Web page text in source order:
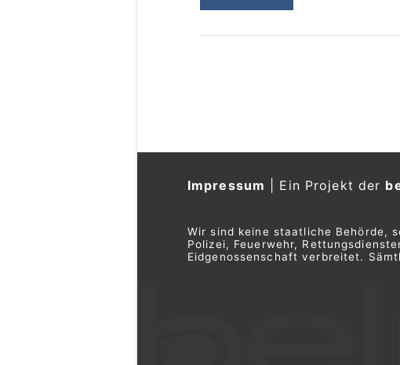
Impressum Ein Projekt der
Wir sind keine staatliche Behörde,
Polizei, Feuerwehr,
Eidgenossenschaft verbreitet.